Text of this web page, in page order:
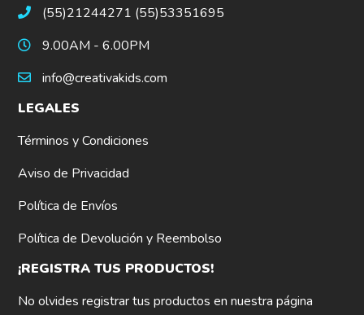
(55)21244271 (55)53351695
9.00AM - 6.00PM
info@creativakids.com
LEGALES
Términos y Condiciones
Aviso de Privacidad
Política de Envíos
Política de Devolución y Reembolso
¡REGISTRA TUS PRODUCTOS!
No olvides registrar tus productos en nuestra página